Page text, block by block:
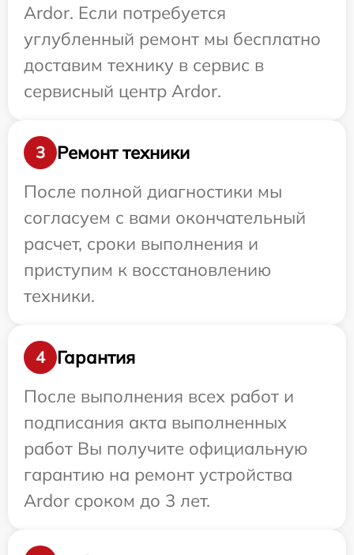
Ardor. Если потребуется
углубленный ремонт мы бесплатно
доставим технику в сервис в
сервисный центр Ardor.
3
Ремонт техники
После полной диагностики мы
согласуем с вами окончательный
расчет, сроки выполнения и
приступим к восстановлению
техники.
4
Гарантия
После выполнения всех работ и
подписания акта выполненных
работ Вы получите официальную
гарантию на ремонт устройства
Ardor сроком до 3 лет.